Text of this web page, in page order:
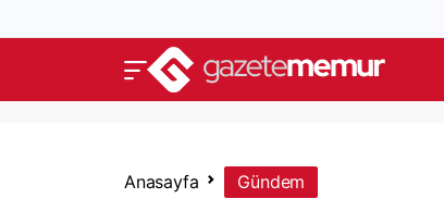
Anasayfa Gündem